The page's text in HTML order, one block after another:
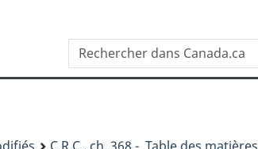
Rechercher
dans
Canada.ca